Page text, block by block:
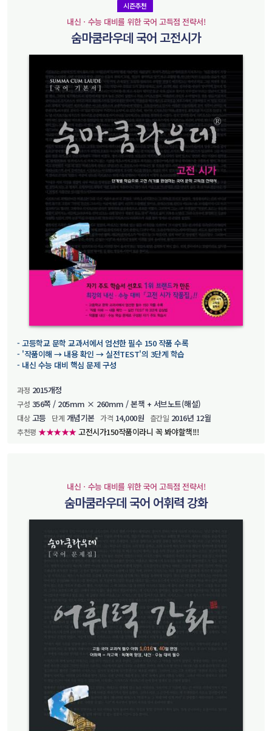
시즌추천
내신ㆍ수능 대비를 위한 국어 고득점 전략서!
숨마쿰라우데 국어 고전시가
- 고등학교 문학 교과서에서 엄선한 필수 150 작품 수록
- '작품이해 → 내용 확인 → 실전TEST'의 3단계 학습
- 내신 수능 대비 핵심 문제 구성
과정 2015개정
구성 356쪽 / 205mm × 260mm / 본책 + 서브노트(해설)
대상 고등 단계 개념기본 가격 14,000원 츨간일 2016년 12월
추천평 ★★★★★고전시가150작품이라니 꼭 봐야할책!!!
내신ㆍ수능 대비를 위한 국어 고득점 전략서!
숨마쿰라우데 국어 어휘력 강화